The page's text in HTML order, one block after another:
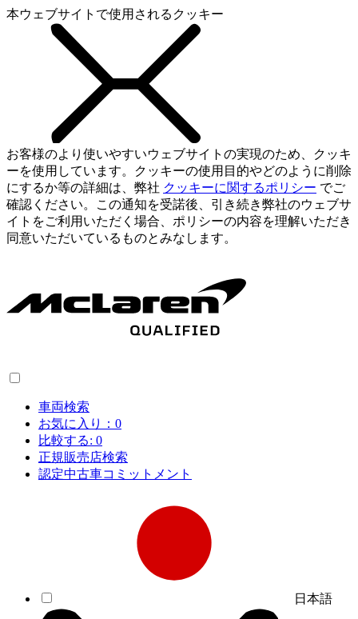
本ウェブサイトで使用されるクッキー
お客様のより使いやすいウェブサイトの実現のため、クッキ
ーを使用しています。クッキーの使用目的やどのように削除
にするか等の詳細は、弊社 クッキーに関するポリシー でご
確認ください。この通知を受諾後、引き続き弊社のウェブサ
イトをご利用いただく場合、ポリシーの内容を理解いただき
同意いただいているものとみなします。
車両検索
お気に入り： 0
比較する: 0
正規販売店検索
認定中古車コミットメント
日本語